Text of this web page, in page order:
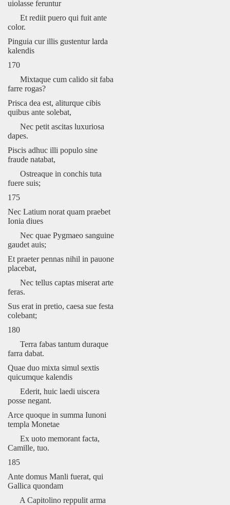
uiolasse feruntur
Et rediit puero qui fuit ante
color.
Pinguia cur illis gustentur larda
kalendis
170
Mixtaque cum calido sit faba
farre rogas?
Prisca dea est, aliturque cibis
quibus ante solebat,
Nec petit ascitas luxuriosa
dapes.
Piscis adhuc illi populo sine
fraude natabat,
Ostreaque in conchis tuta
fuere suis;
175
Nec Latium norat quam praebet
Ionia diues
Nec quae Pygmaeo sanguine
gaudet auis;
Et praeter pennas nihil in pauone
placebat,
Nec tellus captas miserat arte
feras.
Sus erat in pretio, caesa sue festa
colebant;
180
Terra fabas tantum duraque
farra dabat.
Quae duo mixta simul sextis
quicumque kalendis
Ederit, huic laedi uiscera
posse negant.
Arce quoque in summa Iunoni
templa Monetae
Ex uoto memorant facta,
Camille, tuo.
185
Ante domus Manli fuerat, qui
Gallica quondam
A Capitolino reppulit arma